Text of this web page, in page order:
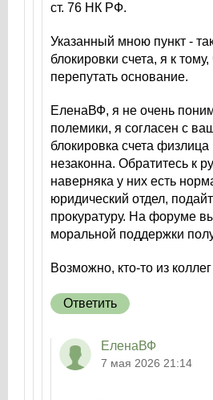
ст. 76 НК РФ.
Указанный мною пункт -
блокировки счета, я к
перепутать основание.
ЕленаВФ, я не очень
полемики, я согласен с
блокировка счета
незаконна. Обратитесь к
наверняка у них есть
юридический отдел,
прокуратуру. На форуме
моральной поддержки
Возможно, кто-то из
Ответить
ЕленаВФ
7 мая 2026 21:14